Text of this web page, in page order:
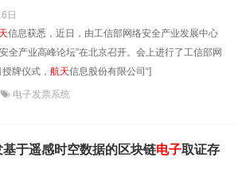
日
信息获悉，近日，由工信部网络安全产业发展中心
全产业高峰论坛”在北京召开。会上进行了工信部网
牌仪式， 航天信息股份有限公司“]
电子发票系统
基于遥感时空数据的区块链电子取证存